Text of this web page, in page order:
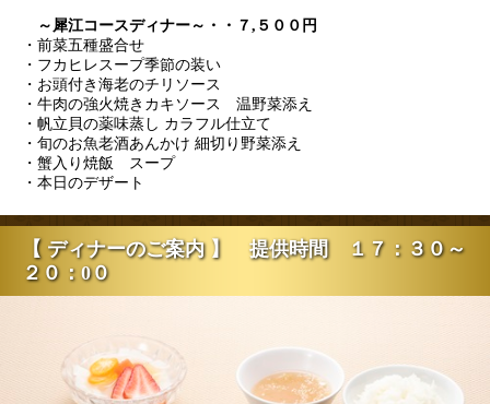
～犀江コースディナー～・・７,５００円
・前菜五種盛合せ
・フカヒレスープ季節の装い
・お頭付き海老のチリソース
・牛肉の強火焼きカキソース 温野菜添え
・帆立貝の薬味蒸し カラフル仕立て
・旬のお魚老酒あんかけ 細切り野菜添え
・蟹入り焼飯 スープ
・本日のデザート
【 ディナーのご案内 】 提供時間 １７：３０～
２０：0０